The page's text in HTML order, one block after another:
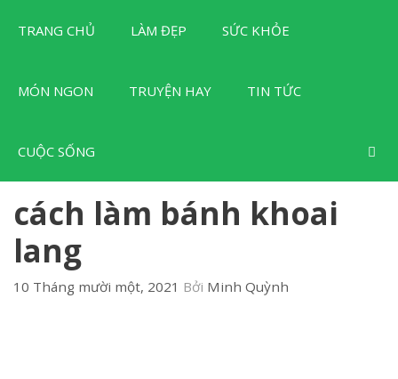
đến
dung
TRANG CHỦ LÀM ĐẸP SỨC KHỎE
MÓN NGON TRUYỆN HAY TIN TỨC
CUỘC SỐNG
cách làm bánh khoai
lang
10 Tháng mười một, 2021 Bởi Minh Quỳnh